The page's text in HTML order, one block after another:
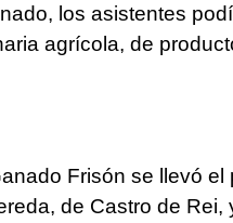
los asistentes
agrícola, de
Frisón se llevó el
de Castro de